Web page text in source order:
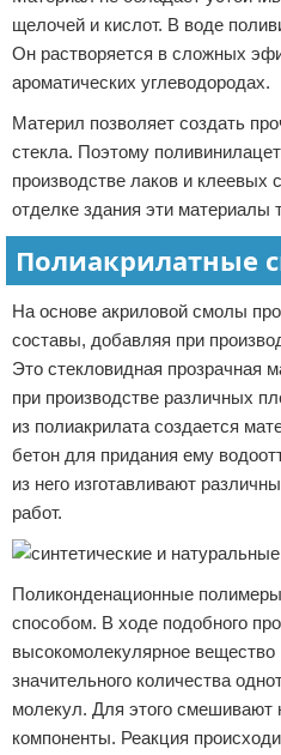
щелочей и кислот. В воде
Он растворяется в сложных
ароматических углеводородах.
Материл позволяет создать
стекла. Поэтому
производстве лаков и клеевых
отделке здания эти материалы
Полиакрилатные
На основе акриловой смолы
составы, добавляя при
Это стекловидная прозрачная
при производстве различных
из полиакрилата создается
бетон для придания ему
из него изготавливают
работ.
Поликонденационные
способом. В ходе подобного
высокомолекулярное вещество
значительного количества
молекул. Для этого смешивают
компоненты. Реакция